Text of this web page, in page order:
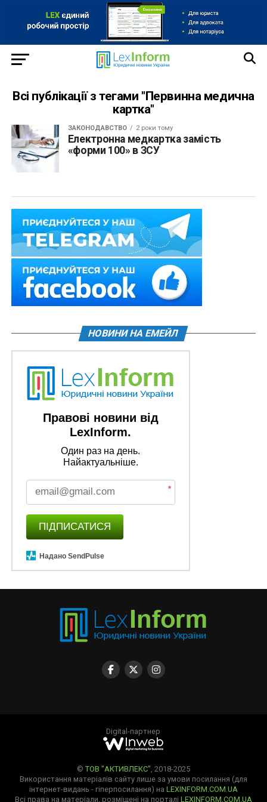
Всі публікації з тегами "Первинна медична
картка"
ЗАКОНОДАВСТВО 2 роки тому
Електронна медкартка замість
«форми 100» в ЗСУ
НОВИНИ НА ЕМЕЙЛ
Правові новини від
LexInform.
Один раз на день.
Найактуальніше.
*
ПІДПИСАТИСЯ
Надано SendPulse
Digital-партнер
© ТОВ "АКТИВЛЕКС" , 2018-2025
Використання матеріалів сайту лише за умови посилання (для
інтернет-видань - гіперпосилання) на LEXINFORM.COM.UA
Всі права на матеріали, розміщені на порталі LEXINFORM.COM.UA